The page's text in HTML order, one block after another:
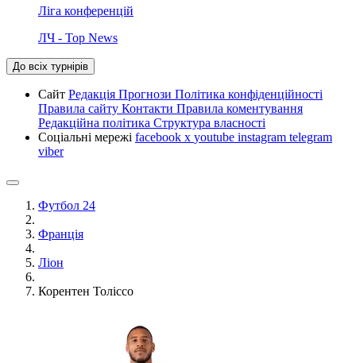
Ліга конференцій
ЛЧ - Top News
До всіх турнірів
Сайт Редакція Прогнози Політика конфіденційності
Правила сайту Контакти Правила коментування
Редакційна політика Структура власності
Соціальні мережі facebook x youtube instagram telegram
viber
Футбол 24
Франція
Ліон
Корентен Толіссо